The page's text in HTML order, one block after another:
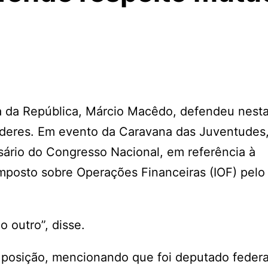
República, Márcio Macêdo, defendeu
Em evento da Caravana das
do Congresso Nacional, em referência à
sobre Operações Financeiras (IOF) pelo
outro”, disse.
mencionando que foi deputado